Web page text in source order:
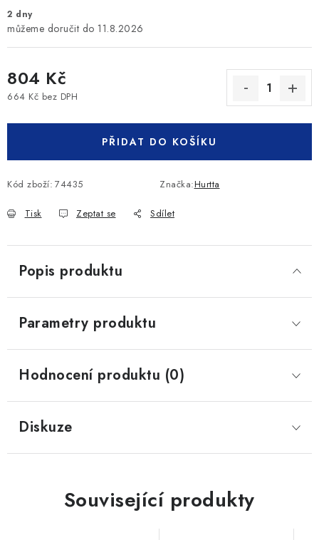
2 dny
11.8.2026
804 Kč
664 Kč bez DPH
PŘIDAT DO KOŠÍKU
Kód zboží: 74435 Značka:Hurtta
Tisk Zeptat se Sdílet
Popis produktu
Parametry produktu
Hodnocení produktu (0)
Diskuze
Související produkty